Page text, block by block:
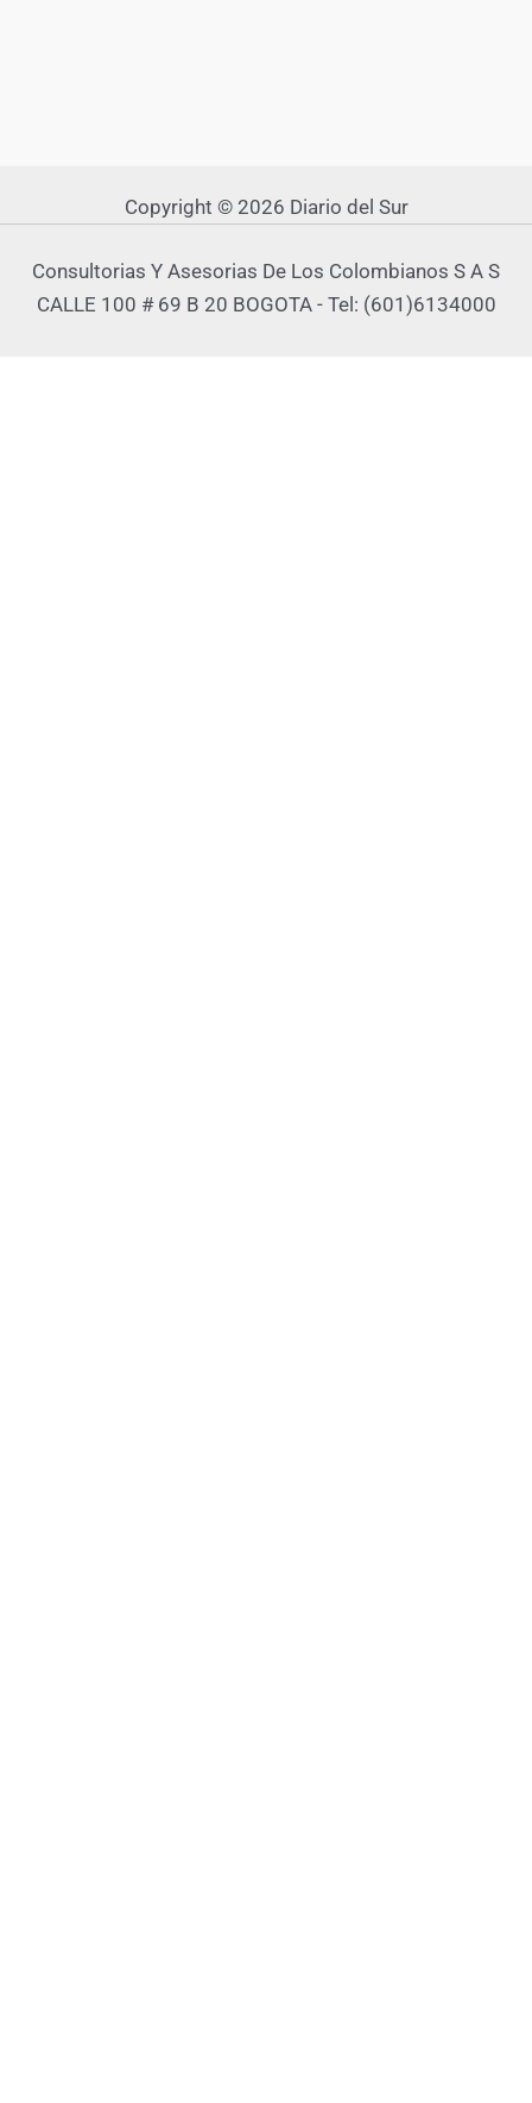
Copyright © 2026 Diario del Sur
Consultorias Y Asesorias De Los Colombianos S A S
CALLE 100 # 69 B 20 BOGOTA - Tel: (601)6134000